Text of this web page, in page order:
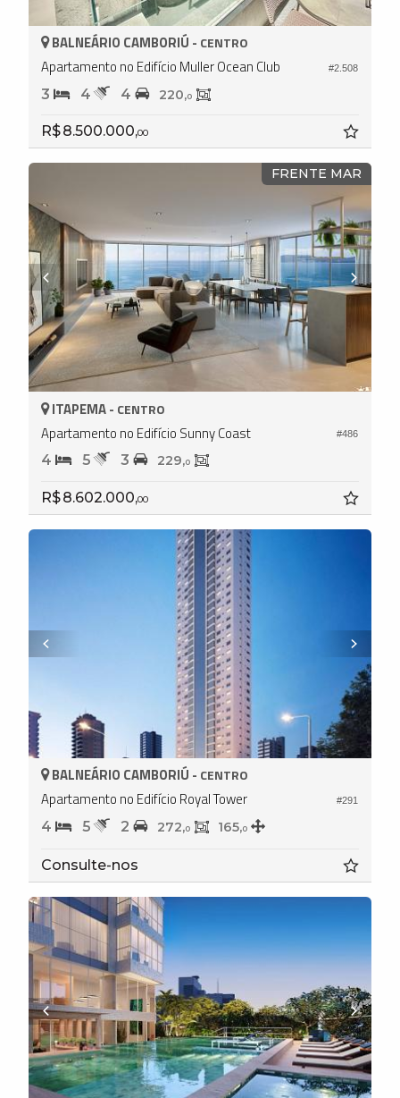
#2.508
BALNEÁRIO CAMBORIÚ - CENTRO
Apartamento no Edifício Muller Ocean Club
3 4 4 220,0
R$ 8.500.000,00
FRENTE MAR
#486
ITAPEMA - CENTRO
Apartamento no Edifício Sunny Coast
4 5 3 229,0
R$ 8.602.000,00
#291
BALNEÁRIO CAMBORIÚ - CENTRO
Apartamento no Edifício Royal Tower
4 5 2 272,0 165,0
Consulte-nos